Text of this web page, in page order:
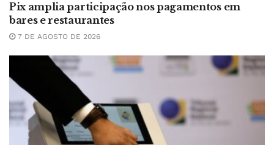
Pix amplia participação nos pagamentos em
bares e restaurantes
7 DE AGOSTO DE 2026